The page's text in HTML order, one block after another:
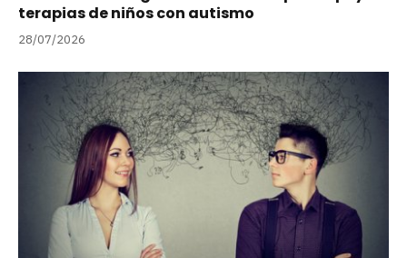
terapias de niños con autismo
28/07/2026